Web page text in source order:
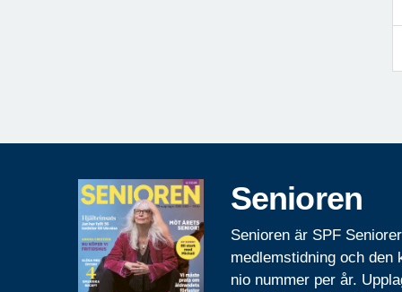
Senioren
Senioren är SPF
medlemstidning och den
nio nummer per år.